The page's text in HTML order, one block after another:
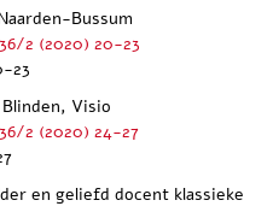
Bussum
2 (2020) 20-23
23
Visio
2 (2020) 24-27
en geliefd docent klassieke